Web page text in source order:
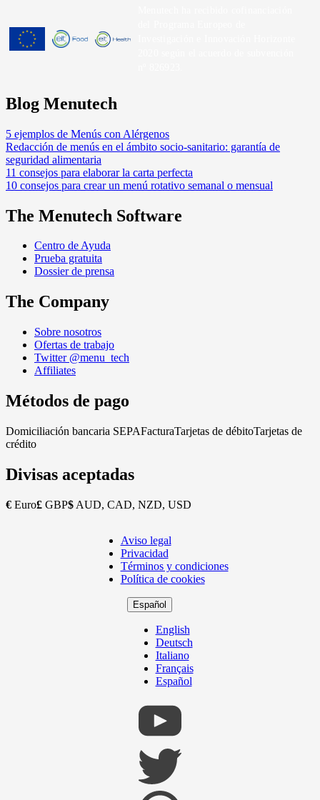
Blog Menutech
5 ejemplos de Menús con Alérgenos
Redacción de menús en el ámbito socio-sanitario: garantía de
seguridad alimentaria
11 consejos para elaborar la carta perfecta
10 consejos para crear un menú rotativo semanal o mensual
The Menutech Software
Centro de Ayuda
Prueba gratuita
Dossier de prensa
The Company
Sobre nosotros
Ofertas de trabajo
Twitter @menu_tech
Affiliates
Métodos de pago
Domiciliación bancaria SEPAFacturaTarjetas de débitoTarjetas de
crédito
Divisas aceptadas
€ Euro£ GBP$ AUD, CAD, NZD, USD
Copyright
Footer
Aviso legal
Privacidad
Términos y condiciones
Política de cookies
Español
English
Deutsch
Italiano
Français
Español